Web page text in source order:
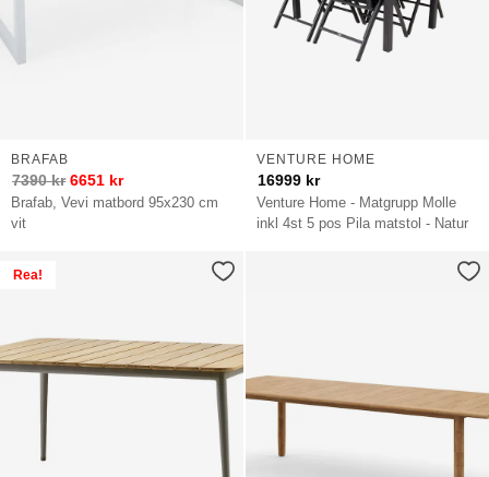
Brafab, Vevi matbord 95x230 cm
vit
BRAFAB
7390kr 6651 kr
Venture Home - Matgrupp Molle
inkl 4st 5 pos Pila matstol - Natur
VENTURE HOME
16999 kr
Rea!